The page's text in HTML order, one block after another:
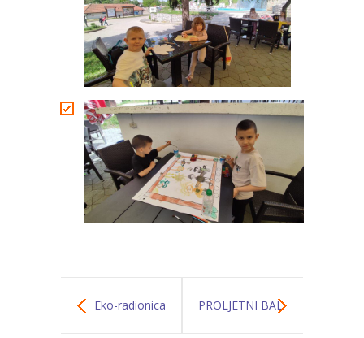
Eko-radionica PROLJETNI BAL